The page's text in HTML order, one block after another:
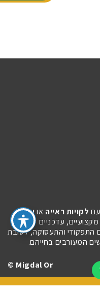
לקויות ראייה אועיוורון.
עדכניים
התפקודי והתעסוקה, לטובת
המעורבים בחייהם.
Migdal Or ©